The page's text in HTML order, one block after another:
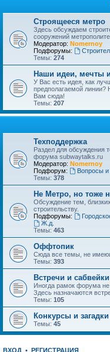
Строящееся метро
Здесь обсуждаем
сооружений
Модератор: Nomernoy
Подфорумы:
Темы: 274
Наши идеи, мечты
У Вас есть идея, как
предполагаемой
Вам сюда!
Темы: 207
Техподдержка
Раздел для обсуждения
форума subwaytalks.ru
Модератор: Nomernoy
Подфорум:
Вопросы и
Темы: 378
Не Метро, но тоже
Обсуждение тем,
строительству.
Подфорумы:
Ж.д.
Темы: 463
Оффтопик
Сюда все темы, не
Темы: 393
Встречи и сабвейки
Иногда рамок форума не
Здесь назначаются
Темы: 105
Конкурсы и загадки
Темы: 45
ВХОД • РЕГИСТРАЦИЯ